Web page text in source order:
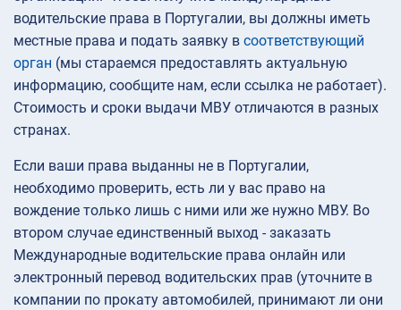
водительские права в Португалии, вы должны иметь
местные права и подать заявку в соответствующий
орган (мы стараемся предоставлять актуальную
информацию, сообщите нам, если ссылка не работает).
Стоимость и сроки выдачи МВУ отличаются в разных
странах.
Если ваши права выданны не в Португалии,
необходимо проверить, есть ли у вас право на
вождение только лишь с ними или же нужно МВУ. Во
втором случае единственный выход - заказать
Международные водительские права онлайн или
электронный перевод водительских прав (уточните в
компании по прокату автомобилей, принимают ли они